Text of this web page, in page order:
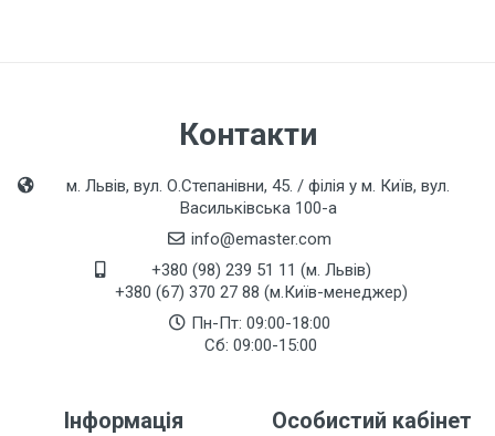
Контакти
м. Львів, вул. О.Степанівни, 45. / філія у м. Київ, вул.
Васильківська 100-а
info@emaster.com
+380 (98) 239 51 11 (м. Львів)
+380 (67) 370 27 88 (м.Київ-менеджер)
Пн-Пт: 09:00-18:00
Сб: 09:00-15:00
Інформація Особистий кабінет